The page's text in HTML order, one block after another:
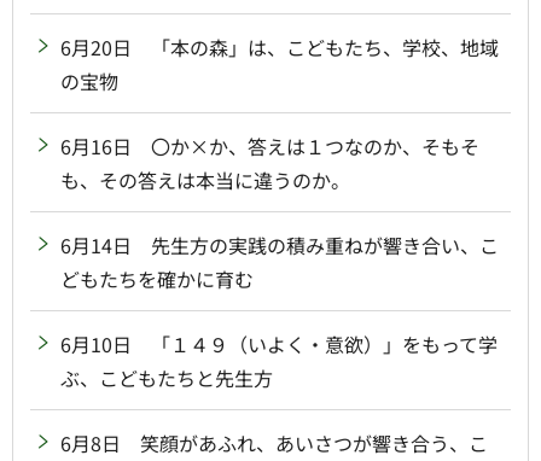
6月20日 「本の森」は、こどもたち、学校、地域
の宝物
6月16日 〇か×か、答えは１つなのか、そもそ
も、その答えは本当に違うのか。
6月14日 先生方の実践の積み重ねが響き合い、こ
どもたちを確かに育む
6月10日 「１４９（いよく・意欲）」をもって学
ぶ、こどもたちと先生方
6月8日 笑顔があふれ、あいさつが響き合う、こ